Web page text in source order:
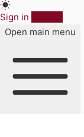
Sign in
Open main menu